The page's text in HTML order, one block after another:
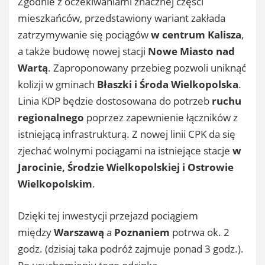
mieszkańców, przedstawiony wariant zakłada
zatrzymywanie się pociągóww centrum Kalisza,
a także budowę nowej stacji Nowe Miasto nad
Wartą. Zaproponowany przebieg pozwoli uniknąć
kolizji w gminach Błaszki i Środa Wielkopolska.
Linia KDP będzie dostosowana do potrzeb ruchu
regionalnego poprzez zapewnienie łączników z
istniejącą infrastrukturą. Z nowej linii CPK da się
zjechać wolnymi pociągami na istniejące stacje w
Jarocinie, Środzie Wielkopolskiej i Ostrowie
Wielkopolskim.
Dzięki tej inwestycji przejazd pociągiem
międzyWarszawą a Poznaniem potrwa ok. 2
godz. (dzisiaj taka podróż zajmuje ponad 3 godz.).